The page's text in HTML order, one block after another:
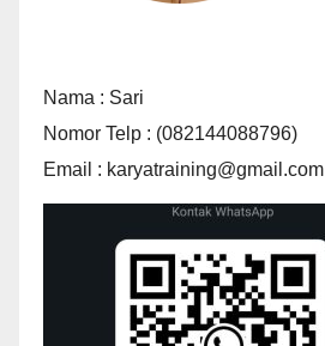
Nama : Sari
Nomor Telp : (082144088796)
Email : karyatraining@gmail.com